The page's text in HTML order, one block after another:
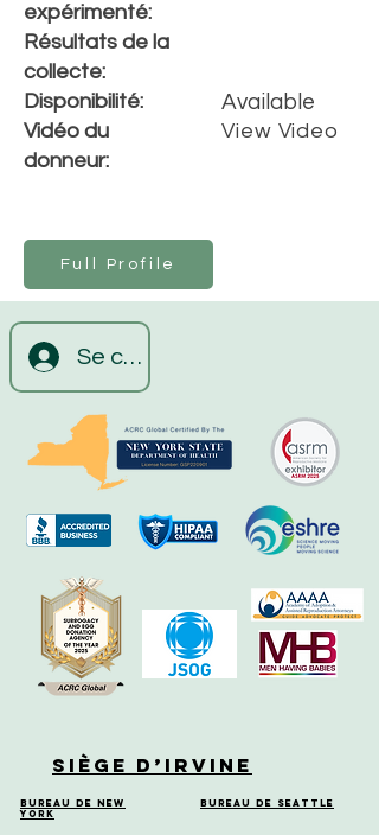
expérimenté:
Résultats de la
collecte:
Disponibilité:
Vidéo du
donneur:
Available
View Video
Full Profile
Se connecter
Siège d’Irvine
Bureau de New
York
Bureau de Seattle